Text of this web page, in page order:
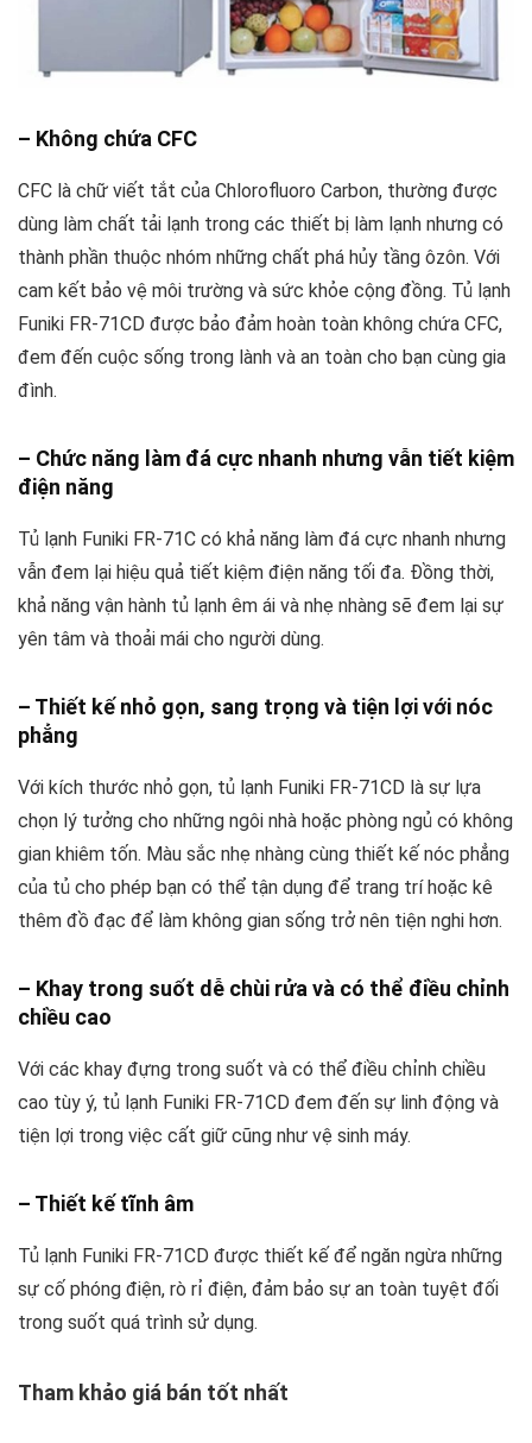
– Không chứa CFC
CFC là chữ viết tắt của Chlorofluoro Carbon, thường được
dùng làm chất tải lạnh trong các thiết bị làm lạnh nhưng có
thành phần thuộc nhóm những chất phá hủy tầng ôzôn. Với
cam kết bảo vệ môi trường và sức khỏe cộng đồng. Tủ lạnh
Funiki FR-71CD được bảo đảm hoàn toàn không chứa CFC,
đem đến cuộc sống trong lành và an toàn cho bạn cùng gia
đình.
– Chức năng làm đá cực nhanh nhưng vẫn tiết kiệm
điện năng
Tủ lạnh Funiki FR-71C có khả năng làm đá cực nhanh nhưng
vẫn đem lại hiệu quả tiết kiệm điện năng tối đa. Đồng thời,
khả năng vận hành tủ lạnh êm ái và nhẹ nhàng sẽ đem lại sự
yên tâm và thoải mái cho người dùng.
– Thiết kế nhỏ gọn, sang trọng và tiện lợi với nóc
phẳng
Với kích thước nhỏ gọn, tủ lạnh Funiki FR-71CD là sự lựa
chọn lý tưởng cho những ngôi nhà hoặc phòng ngủ có không
gian khiêm tốn. Màu sắc nhẹ nhàng cùng thiết kế nóc phẳng
của tủ cho phép bạn có thể tận dụng để trang trí hoặc kê
thêm đồ đạc để làm không gian sống trở nên tiện nghi hơn.
– Khay trong suốt dễ chùi rửa và có thể điều chỉnh
chiều cao
Với các khay đựng trong suốt và có thể điều chỉnh chiều
cao tùy ý, tủ lạnh Funiki FR-71CD đem đến sự linh động và
tiện lợi trong việc cất giữ cũng như vệ sinh máy.
– Thiết kế tĩnh âm
Tủ lạnh Funiki FR-71CD được thiết kế để ngăn ngừa những
sự cố phóng điện, rò rỉ điện, đảm bảo sự an toàn tuyệt đối
trong suốt quá trình sử dụng.
Tham khảo giá bán tốt nhất